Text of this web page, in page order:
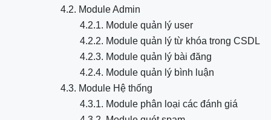
4.2. Module Admin
4.2.1. Module quản lý user
4.2.2. Module quản lý từ khóa trong CSDL
4.2.3. Module quản lý bài đăng
4.2.4. Module quản lý bình luận
4.3. Module Hệ thống
4.3.1. Module phân loại các đánh giá